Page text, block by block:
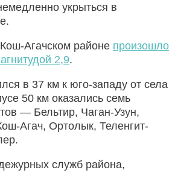
укрыться в
Агачском районе произошло
2,9.
в 37 км к юго-западу от села
50 км оказались семь
— Бельтир, Чаган-Узун,
Агач, Ортолык, Теленгит-
служб района,